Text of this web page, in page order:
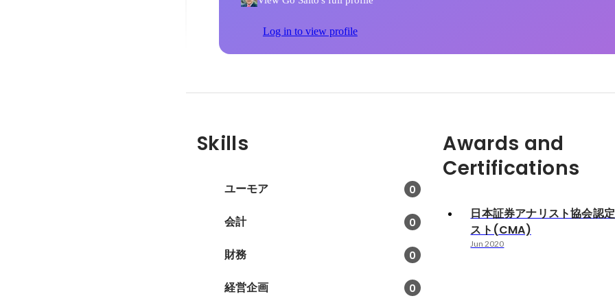
Log in to view profile
Skills
ユーモア 0
会計 0
財務 0
経営企画 0
Awards and
Certifications
日本証券アナリスト協会認
スト(CMA)
Jun 2020